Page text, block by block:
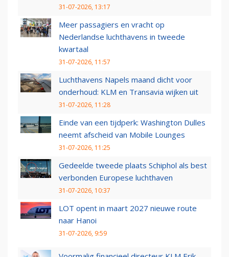
31-07-2026, 13:17
Meer passagiers en vracht op
Nederlandse luchthavens in tweede
kwartaal
31-07-2026, 11:57
Luchthavens Napels maand dicht voor
onderhoud: KLM en Transavia wijken uit
31-07-2026, 11:28
Einde van een tijdperk: Washington Dulles
neemt afscheid van Mobile Lounges
31-07-2026, 11:25
Gedeelde tweede plaats Schiphol als best
verbonden Europese luchthaven
31-07-2026, 10:37
LOT opent in maart 2027 nieuwe route
naar Hanoi
31-07-2026, 9:59